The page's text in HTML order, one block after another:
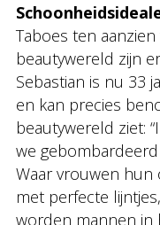
Taboes ten
beautywereld zijn
Sebastian is nu 33
en kan precies
beautywereld ziet:
we
Waar vrouwen hun
met perfecte
worden mannen